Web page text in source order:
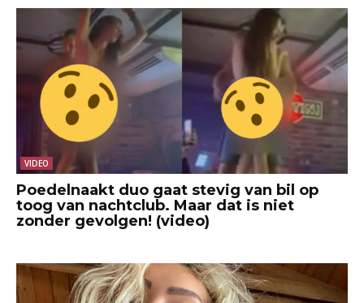
VIDEO
Poedelnaakt duo gaat stevig van bil op
toog van nachtclub. Maar dat is niet
zonder gevolgen! (video)